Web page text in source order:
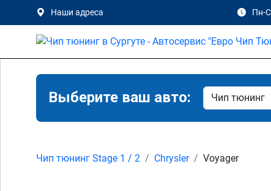
Наши адреса Пн-
Выберите ваш авто:
Чип тюнинг Stage 1 / 2 Chrysler Voyager